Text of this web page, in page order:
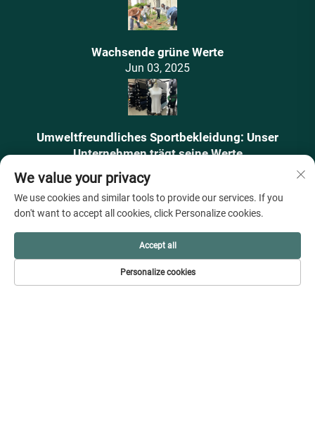
Wachsende grüne Werte
Jun 03, 2025
Umweltfreundliches Sportbekleidung: Unser
Unternehmen trägt seine Werte
KONTAKT AUFNEHMEN
Raum 201, Gebäude 5, Cross-border E-commerce Center
Industriegebiet, Huashe Bezirk, Keqiao Distrikt, Shaoxing
We value your privacy
We use cookies and similar tools to provide our services. If you
don't want to accept all cookies, click Personalize cookies.
Personalize cookies
Accept all